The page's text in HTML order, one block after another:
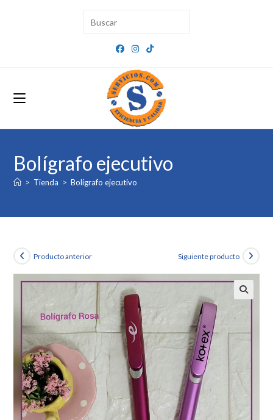
Bolígrafo ejecutivo
> Tienda > Bolígrafo ejecutivo
Producto anterior Siguiente producto